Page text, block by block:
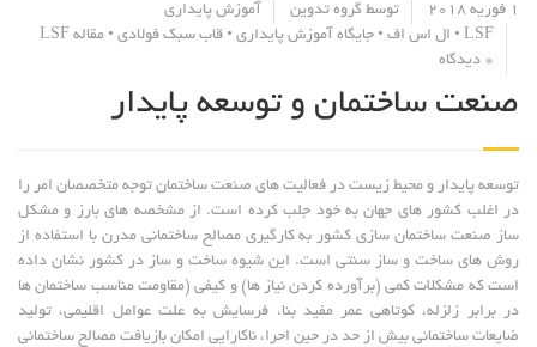
1 فوریه 2018 توسط گروه تدوین
آموزش پایداری
LSF
• ال اس اف • جایگاه آموزش پایداری • قاب سبک فولادی • مقاله LSF
0 دیدگاه
صنعت ساختمان و توسعه پایدار
توسعه پایدار و محیط زیست در فعالیت های صنعت ساختمان توجه متخصصان امر را
در اغلب کشور های جهان به خود جلب کرده است. از مشخصه های بارز و مشکل
ساز صنعت ساختمان سازی کشور به کارگیری مصالح ساختمانی مدرن با استفاده از
روش های ساخت و ساز سنتی است. این شیوه ساخت و ساز در کشور نشان داده
است که مشکلات کمی (برآورده کردن نیاز ها) و کیفی (مقاومت مناسب ساختمان ها
در برابر زلزله، کوتاهی عمر مفید بنا، فرسایش به علت عوامل اقلیمی، تولید
ضایعات ساختمانی بیش از حد در حین احرا، ناکارایی امکان بازیافت مصالح ساختمانی